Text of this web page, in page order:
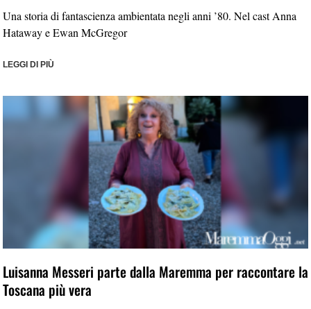
Una storia di fantascienza ambientata negli anni ’80. Nel cast Anna
Hataway e Ewan McGregor
LEGGI DI PIÙ
Luisanna Messeri parte dalla Maremma per raccontare la
Toscana più vera